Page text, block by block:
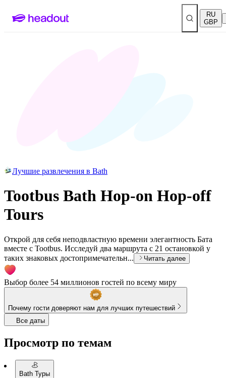
RU
GBP
Лучшие развлечения в Bath
Tootbus Bath Hop-on Hop-off
Tours
Открой для себя неподвластную времени элегантность Бата
вместе с Tootbus. Исследуй два маршрута с 21 остановкой у
таких знаковых достопримечательн...
Читать далее
Выбор более 54 миллионов гостей по всему миру
Почему гости доверяют нам для лучших путешествий
Все даты
Просмотр по темам
Bath Туры